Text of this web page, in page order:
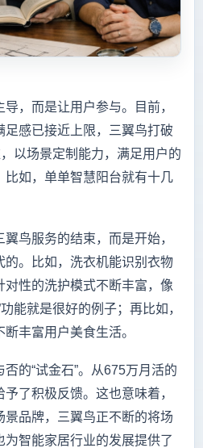
，而是让用户参与。目前，
足感已接近上限，三翼鸟打破
以场景定制能力，满足用户的
比如，单单智慧阳台就有十几
鸟服务的结束，而是开始，
的。比如，洗衣机能识别衣物
对性的洗护模式不断丰富，像
能就是很好的例子；再比如，
丰富用户美食生活。
的“试金石”。从675万月活的
了积极反馈。这也意味着，
品牌，三翼鸟正不断的将场
智能家居行业的发展提供了